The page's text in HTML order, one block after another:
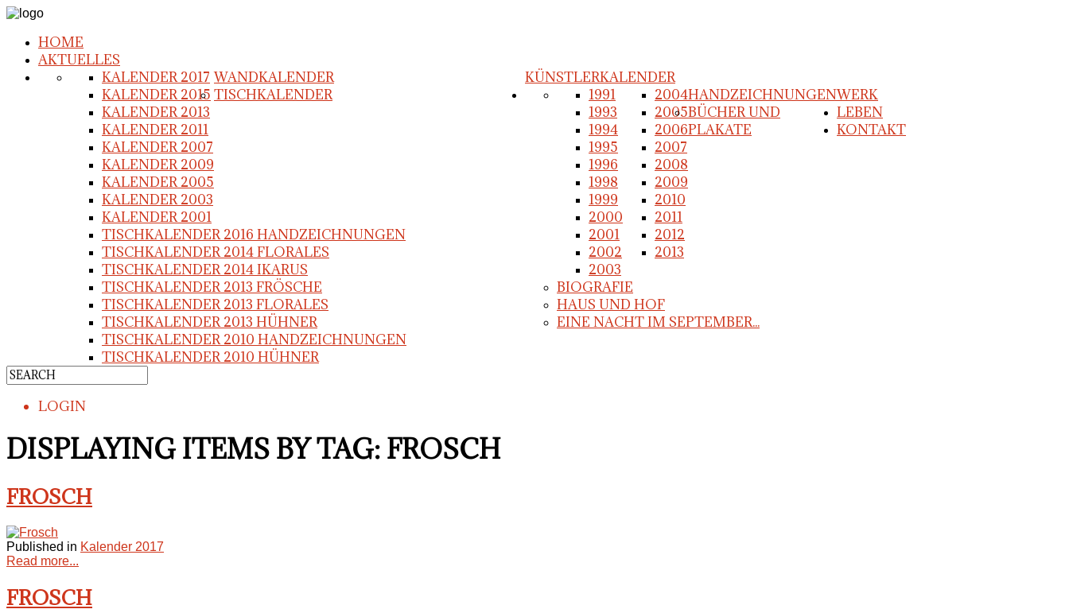
HOME
AKTUELLES
KÜNSTLERKALENDER
WANDKALENDER
KALENDER 2017
KALENDER 2015
KALENDER 2013
KALENDER 2011
KALENDER 2007
KALENDER 2009
KALENDER 2005
KALENDER 2003
KALENDER 2001
TISCHKALENDER
TISCHKALENDER 2016 HANDZEICHNUNGEN
TISCHKALENDER 2014 FLORALES
TISCHKALENDER 2014 IKARUS
TISCHKALENDER 2013 FRÖSCHE
TISCHKALENDER 2013 FLORALES
TISCHKALENDER 2013 HÜHNER
TISCHKALENDER 2010 HANDZEICHNUNGEN
TISCHKALENDER 2010 HÜHNER
WERK
HANDZEICHNUNGEN
1991
1993
1994
1995
1996
1998
1999
2000
2001
2002
2003
2004
2005
2006
2007
2008
2009
2010
2011
2012
2013
BÜCHER UND
PLAKATE
LEBEN
BIOGRAFIE
HAUS UND HOF
EINE NACHT IM SEPTEMBER...
KONTAKT
LOGIN
DISPLAYING ITEMS BY TAG: FROSCH
FROSCH
Published in Kalender 2017
Read more...
FROSCH